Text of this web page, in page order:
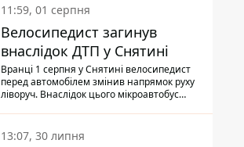
11:59, 01 серпня
Велосипедист загинув
внаслідок ДТП у Снятині
Вранці 1 серпня у Снятині велосипедист
перед автомобілем змінив напрямок руху
ліворуч. Внаслідок цього мікроавтобус
13:07, 30 липня